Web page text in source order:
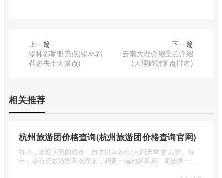
上一篇
锡林郭勒盟景点(锡林郭
勒必去十大景点)
下一篇
云南大理介绍景点介绍
(大理旅游景点排名)
相关推荐
杭州旅游团价格查询(杭州旅游团价格查询官网)
杭州，这座美丽的城市，自古以来就有“人间天堂”的美誉。每
年，都有无数游客慕名而来，想要一睹她的风采。而选择一个